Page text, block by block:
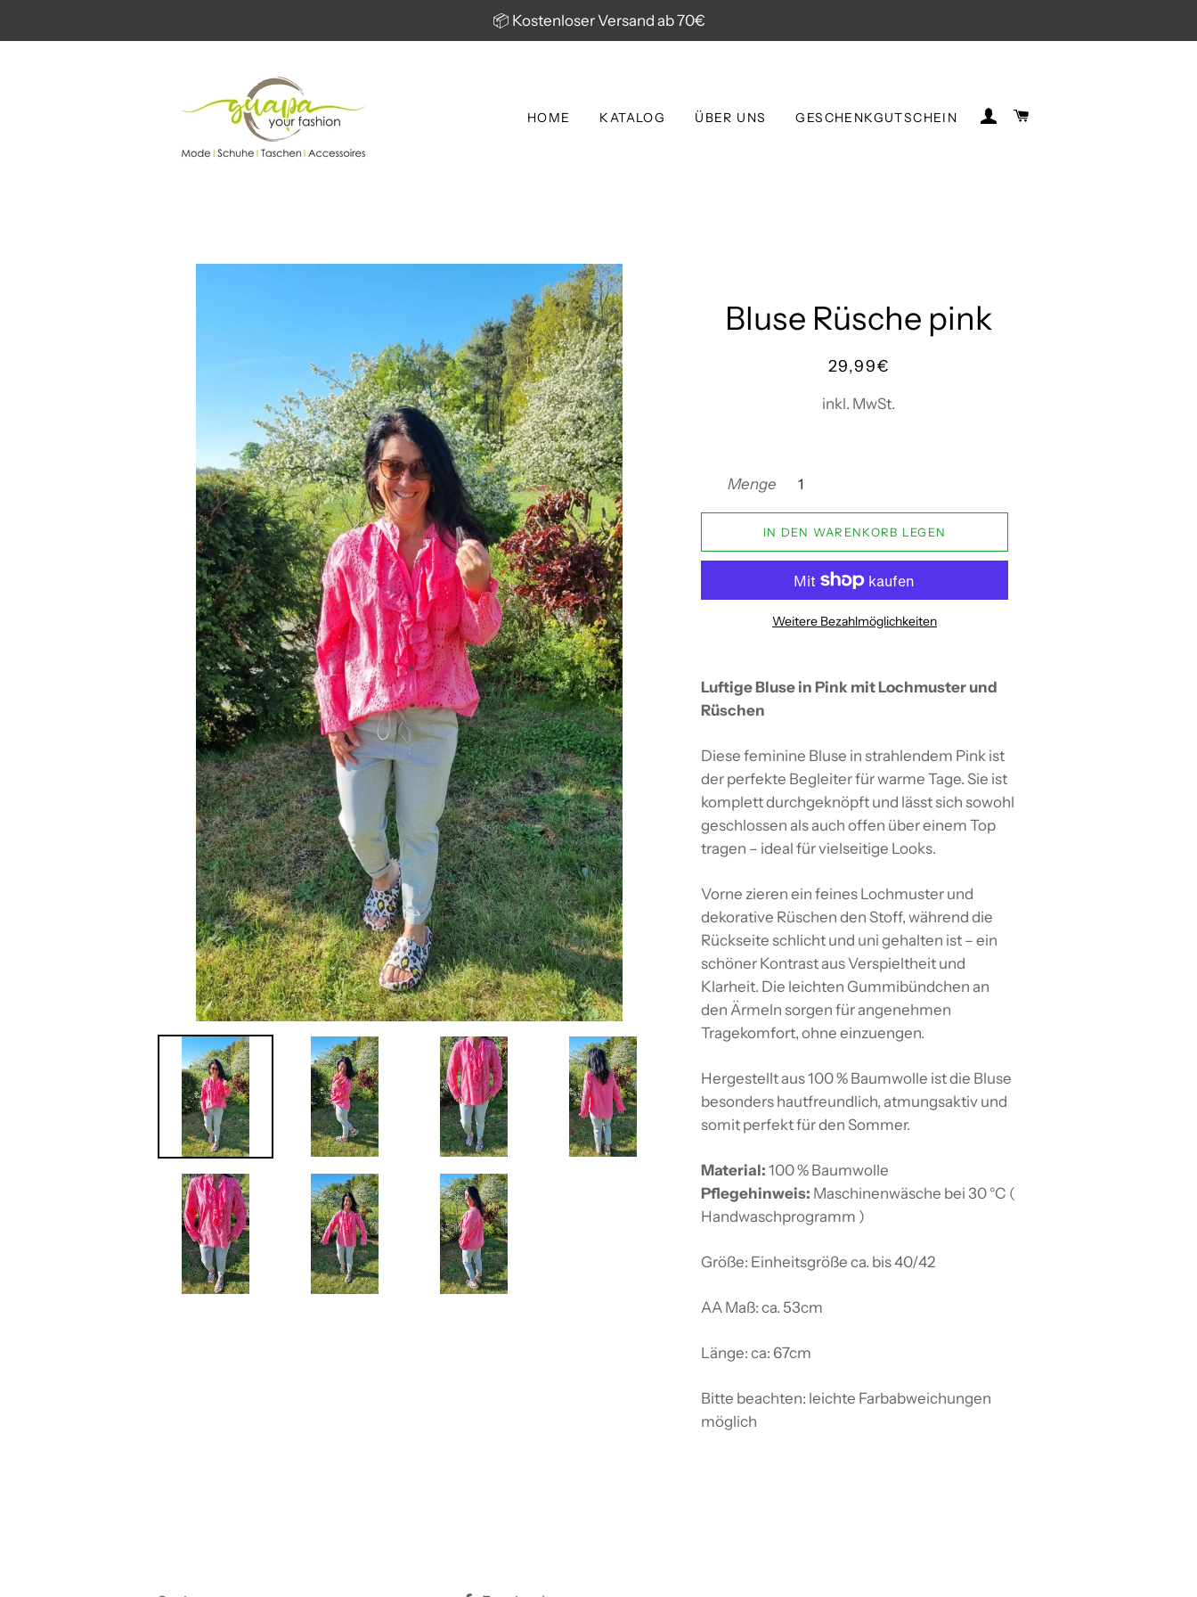
📦 Kostenloser Versand ab 70€
HOME KATALOG ÜBER UNS GESCHENKGUTSCHEIN EINLOGGEN
Bluse Rüsche pink
Normaler
Sonderpreis
29,99€
inkl. MwSt.
Menge
IN DEN WARENKORB LEGEN
Weitere Bezahlmöglichkeiten
Luftige Bluse in Pink mit Lochmuster und
Rüschen
Diese feminine Bluse in strahlendem Pink ist
der perfekte Begleiter für warme Tage. Sie ist
komplett durchgeknöpft und lässt sich sowohl
geschlossen als auch offen über einem Top
tragen – ideal für vielseitige Looks.
Vorne zieren ein feines Lochmuster und
dekorative Rüschen den Stoff, während die
Rückseite schlicht und uni gehalten ist – ein
schöner Kontrast aus Verspieltheit und
Klarheit. Die leichten Gummibündchen an
den Ärmeln sorgen für angenehmen
Tragekomfort, ohne einzuengen.
Hergestellt aus 100 % Baumwolle ist die Bluse
besonders hautfreundlich, atmungsaktiv und
somit perfekt für den Sommer.
Material: 100 % Baumwolle
Pflegehinweis: Maschinenwäsche bei 30 °C (
Handwaschprogramm )
Größe: Einheitsgröße ca. bis 40/42
AA Maß: ca. 53cm
Länge: ca: 67cm
Bitte beachten: leichte Farbabweichungen
möglich